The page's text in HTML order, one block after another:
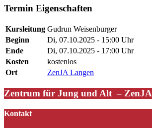
Termin Eigenschaften
Kursleitung Gudrun Weisenburger
Beginn
Di, 07.10.2025 - 15:00 Uhr
Ende
Di, 07.10.2025 - 17:00 Uhr
Kosten
kostenlos
Ort
ZenJA Langen
Zentrum für Jung und Alt – ZenJA
Kontakt